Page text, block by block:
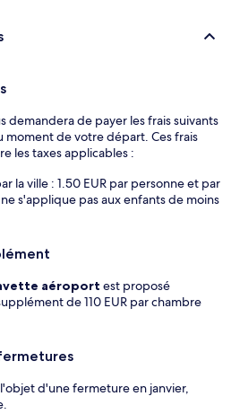
demandera de payer les frais suivants
moment de votre départ. Ces frais
les taxes applicables :
la ville : 1.50 EUR par personne et par
s'applique pas aux enfants de moins
aéroport est proposé
de 110 EUR par chambre
d'une fermeture en janvier,